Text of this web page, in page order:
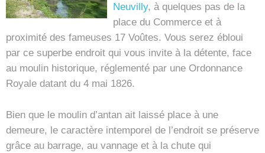
Neuvilly, à quelques pas de la
place du Commerce et à
proximité des fameuses 17 Voûtes. Vous serez ébloui
par ce superbe endroit qui vous invite à la détente, face
au moulin historique, réglementé par une Ordonnance
Royale datant du 4 mai 1826.
Bien que le moulin d’antan ait laissé place à une
demeure, le caractère intemporel de l’endroit se préserve
grâce au barrage, au vannage et à la chute qui